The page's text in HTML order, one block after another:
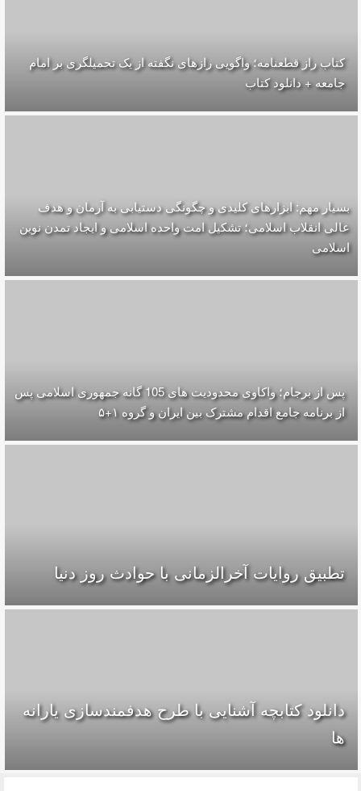
کتاب راز قطعنامه؛ واگویی رازهای نگفته از یک تحمیلگری بر امام
جامعه + دانلود کتاب
بسیار مهم: ابزارهای کلیدی و چگونگی دستیابی به آرمان و هدف
عالی انقلاب اسلامی؛ تشکیل امت واحده‌ اسلامی و ایجاد تمدن نوین
اسلامی
پس از برجام؛ واکاوی محدودیت های 105 گانه جمهوری اسلامی پس
از برنامه جامع اقدام مشترک بین ایران و گروه ۱+۵
تطبیق روایات آخرالزمانی با حوادث روز دنیا
دانلود کتابچه آشنایی با طرح هدفمندسازی یارانه
ها